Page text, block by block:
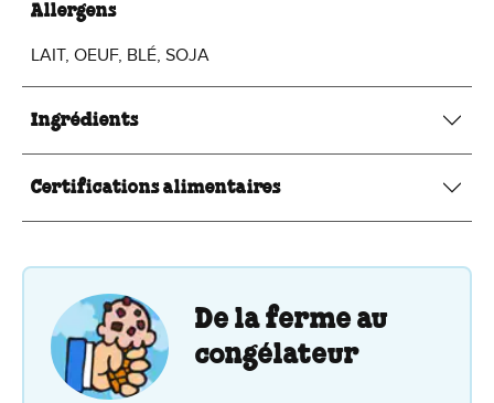
Allergens
LAIT, OEUF, BLÉ, SOJA
Ingrédients
Certifications alimentaires
De la ferme au
congélateur